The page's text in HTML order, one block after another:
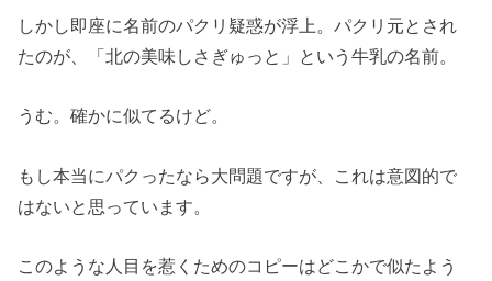
しかし即座に名前のパクリ疑惑が浮上。パクリ元とされ
たのが、「北の美味しさぎゅっと」という牛乳の名前。
うむ。確かに似てるけど。
もし本当にパクったなら大問題ですが、これは意図的で
はないと思っています。
このような人目を惹くためのコピーはどこかで似たよう